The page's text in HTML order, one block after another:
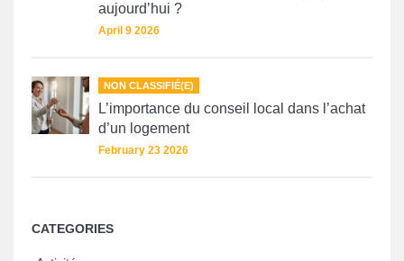
aujourd’hui ?
April 9 2026
NON CLASSIFIÉ(E)
L’importance du conseil local dans l’achat
d’un logement
February 23 2026
CATEGORIES